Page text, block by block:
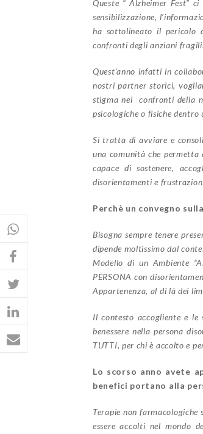
Queste “ Alzheimer Fest”
sensibilizzazione,
ha sottolineato il pericolo
confronti degli anziani
Quest’anno infatti in
nostri partner storici,
stigma nei confronti della
psicologiche o fisiche dentro
Si tratta di avviare e
una comunità che
capace di sostenere,
disorientamenti e
Perchè un convegno
Bisogna sempre tenere
dipende moltissimo dal
Modello di un Ambiente
PERSONA con
Appartenenza, al di là dei
Il contesto accogliente e le
benessere nella persona
TUTTI, per chi è accolto e
Lo scorso anno avete
benefici portano alla
Terapie non
essere accolti nel mondo